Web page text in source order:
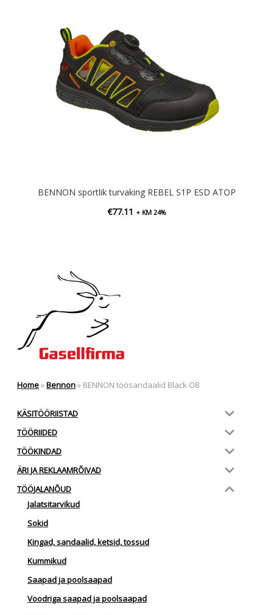
BENNON sportlik turvaking REBEL S1P ESD ATOP
€77.11 + KM 24%
Home»Bennon» BENNON töösandaalid Black OB
KÄSITÖÖRIISTAD
TÖÖRIIDED
TÖÖKINDAD
ÄRI JA REKLAAMRÕIVAD
TÖÖJALANÕUD
Jalatsitarvikud
Sokid
Kingad, sandaalid, ketsid, tossud
Kummikud
Saapad ja poolsaapad
Voodriga saapad ja poolsaapad